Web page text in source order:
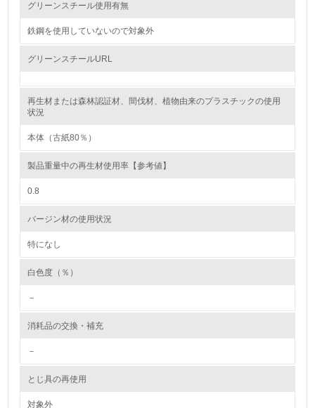
レベル2
環境取り組み体制と成果を定期的に検証して次の活動に活
境対策を理解し、実践している
環境活動に関する規格やプログラムを導入している
4
第三者認証を取得している
グリーンスチール使用有無
鉄鋼を使用していないので対象外
グリーンスチールURL
再生材または森林認証材、間伐材、植物由来のプラスチックの使用
状況
本体（古紙80％）
製品重量中の再生材使用率【参考値】
0.8
バージン材の使用状況
特になし
白色度（％）
－
消耗品の交換・補充
－
とじ具の再使用
対象外